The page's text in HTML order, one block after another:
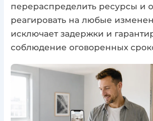
перераспределить ресурсы и
реагировать на любые
исключает задержки и
соблюдение оговоренных